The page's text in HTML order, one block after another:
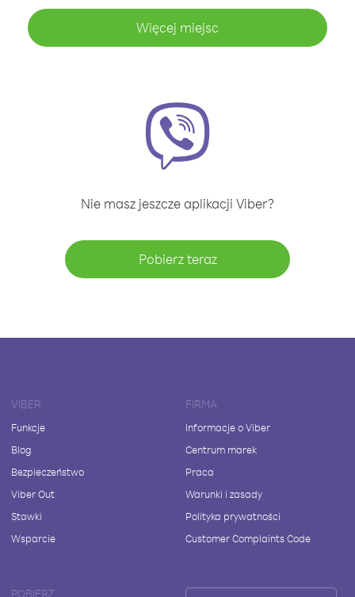
Więcej miejsc
Nie masz jeszcze aplikacji Viber?
Pobierz teraz
VIBER
Funkcje
Blog
Bezpieczeństwo
Viber Out
Stawki
Wsparcie
FIRMA
Informacje o Viber
Centrum marek
Praca
Warunki i zasady
Polityka prywatności
Customer Complaints Code
POBIERZ